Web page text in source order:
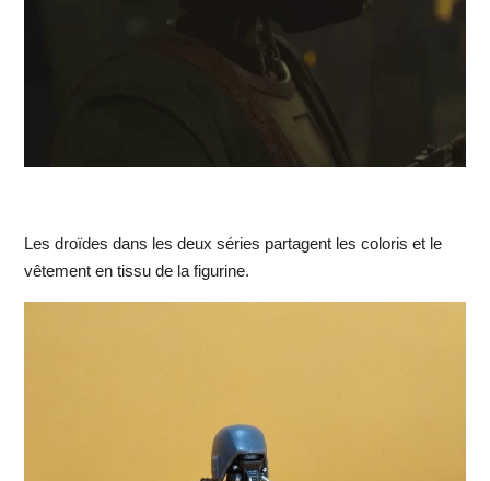
Les droïdes dans les deux séries partagent les coloris et le
vêtement en tissu de la figurine.